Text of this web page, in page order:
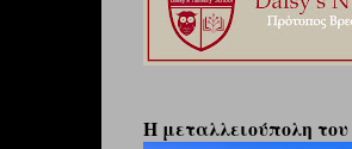
Η μεταλλειούπολη του